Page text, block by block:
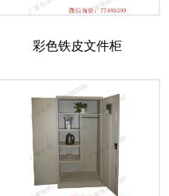
彩色铁皮文件柜